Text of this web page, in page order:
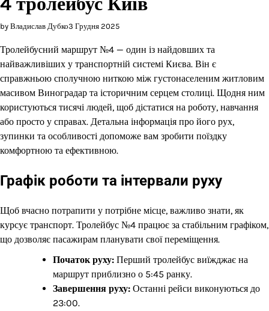
by Владислав Дубко3 Грудня 2025
Тролейбусний маршрут №4 — один із найдовших та
найважливіших у транспортній системі Києва. Він є
справжньою сполучною ниткою між густонаселеним житловим
масивом Виноградар та історичним серцем столиці. Щодня ним
користуються тисячі людей, щоб дістатися на роботу, навчання
або просто у справах. Детальна інформація про його рух,
зупинки та особливості допоможе вам зробити поїздку
комфортною та ефективною.
Графік роботи та інтервали руху
Щоб вчасно потрапити у потрібне місце, важливо знати, як
курсує транспорт. Тролейбус №4 працює за стабільним графіком,
що дозволяє пасажирам планувати свої переміщення.
Початок руху: Перший тролейбус виїжджає на
маршрут приблизно о 5:45 ранку.
Завершення руху: Останні рейси виконуються до
23:00.